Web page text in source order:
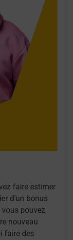
faire estimer
d’un bonus
vous pouvez
nouveau
faire des